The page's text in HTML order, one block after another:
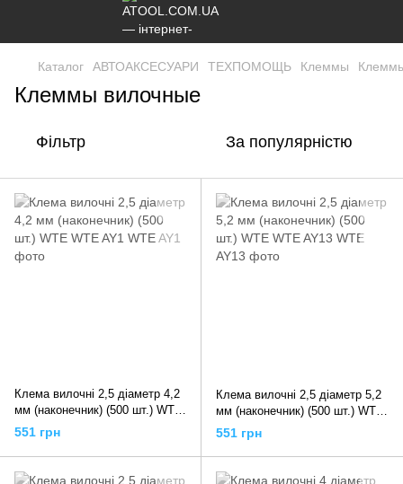
Каталог АВТОАКСЕСУАРИ ТЕХПОМОЩЬ Клеммы
Клеммы вилочные
Фільтр За популярністю
Клема вилочні 2,5 діаметр 4,2
мм (наконечник) (500 шт.) WTE
WTE AY1
551 грн
Клема вилочні 2,5 діаметр 5,2
мм (наконечник) (500 шт.) WTE
WTE AY13
551 грн